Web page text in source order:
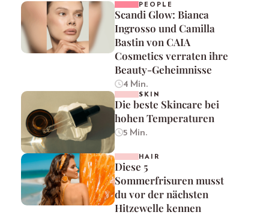
PEOPLE
Scandi Glow: Bianca
Ingrosso und Camilla
Bastin von CAIA
Cosmetics verraten ihre
Beauty-Geheimnisse
4 Min.
SKIN
Die beste Skincare bei
hohen Temperaturen
5 Min.
HAIR
Diese 5
Sommerfrisuren musst
du vor der nächsten
Hitzewelle kennen